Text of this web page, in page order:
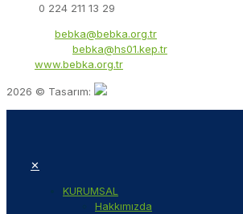
0 224 211 13 29
bebka@bebka.org.tr
bebka@hs01.kep.tr
www.bebka.org.tr
2026 © Tasarım:
✕
KURUMSAL
Hakkımızda